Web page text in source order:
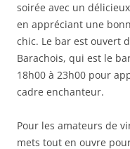
soirée avec un
en appréciant une
chic. Le bar est ouvert
Barachois, qui est le
18h00 à 23h00 pour
cadre enchanteur.
Pour les amateurs de
mets tout en ouvre